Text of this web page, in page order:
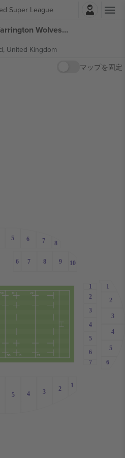
Super League
ログイン
Huddersfield Giants vs Warrington Wolves Betfred Super League チケット
United Kingdom
マップを固定
7
6
5
4
3
2
1
6
5
4
3
2
1
10
9
8
7
6
8
7
6
5
1
2
3
4
5